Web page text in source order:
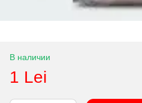
В наличии
1 Lei